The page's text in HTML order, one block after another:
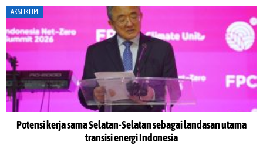
AKSI IKLIM
Potensi kerja sama Selatan-Selatan sebagai landasan utama
transisi energi Indonesia